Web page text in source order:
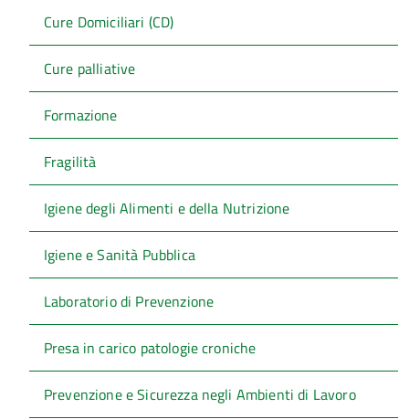
Cure Domiciliari (CD)
Cure palliative
Formazione
Fragilità
Igiene degli Alimenti e della Nutrizione
Igiene e Sanità Pubblica
Laboratorio di Prevenzione
Presa in carico patologie croniche
Prevenzione e Sicurezza negli Ambienti di Lavoro